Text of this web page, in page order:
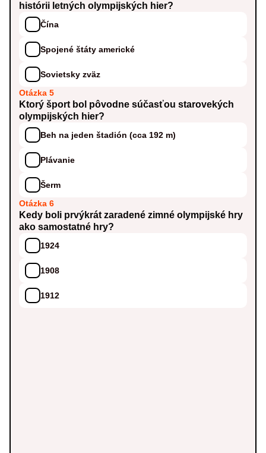
histórii letných olympijských hier?
Čína
Spojené štáty americké
Sovietsky zväz
Otázka 5
Ktorý šport bol pôvodne súčasťou starovekých
olympijských hier?
Beh na jeden štadión (cca 192 m)
Plávanie
Šerm
Otázka 6
Kedy boli prvýkrát zaradené zimné olympijské hry
ako samostatné hry?
1924
1908
1912